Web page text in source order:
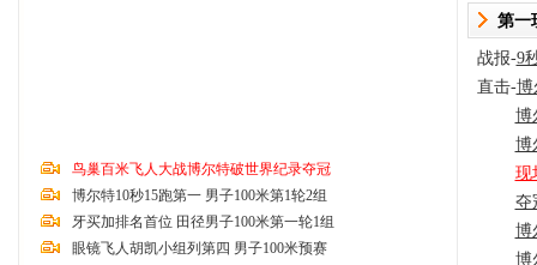
鸟巢百米飞人大战博尔特破世界纪录夺冠
博尔特10秒15跑第一 男子100米第1轮2组
牙买加排名首位 田径男子100米第一轮1组
眼镜飞人胡凯小组列第四 男子100米预赛
第一
战报-9
直击-博
博
博
现
夺
博
博